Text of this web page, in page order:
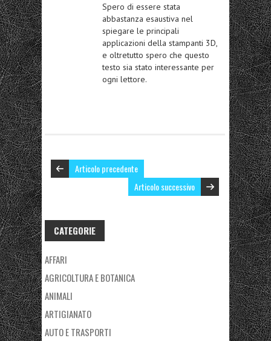
Spero di essere stata
abbastanza esaustiva nel
spiegare le principali
applicazioni della stampanti 3D,
e oltretutto spero che questo
testo sia stato interessante per
ogni lettore.
Articolo precedente
Articolo successivo
CATEGORIE
AFFARI
AGRICOLTURA E BOTANICA
ANIMALI
ARTIGIANATO
AUTO E TRASPORTI